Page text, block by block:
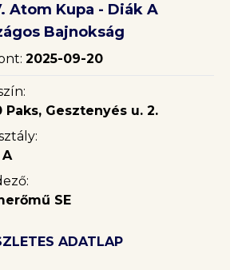
Atom Kupa - Diák A
Bajnokság
2025-09-20
Paks, Gesztenyés u. 2.
SE
ADATLAP